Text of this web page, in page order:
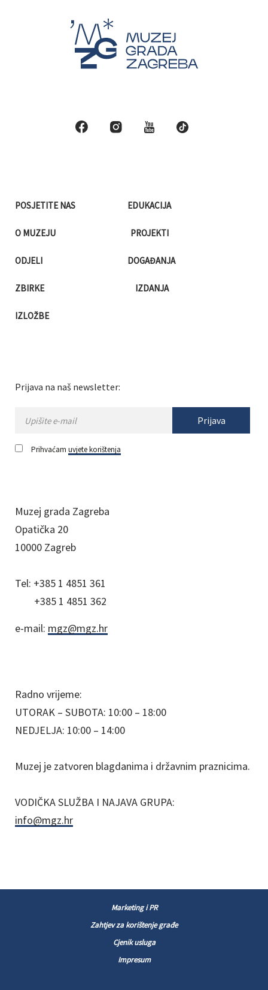
POSJETITE NAS
O MUZEJU
ODJELI
ZBIRKE
IZLOŽBE
EDUKACIJA
PROJEKTI
DOGAĐANJA
IZDANJA
Prijava na naš newsletter:
Prijava
Prihvaćam uvjete korištenja
Muzej grada Zagreba
Opatička 20
10000 Zagreb
Tel: +385 1 4851 361
+385 1 4851 362
e-mail: mgz@mgz.hr
Radno vrijeme:
UTORAK – SUBOTA: 10:00 – 18:00
NEDJELJA: 10:00 – 14:00
Muzej je zatvoren blagdanima i državnim praznicima.
VODIČKA SLUŽBA I NAJAVA GRUPA:
info@mgz.hr
Marketing i PR
Zahtjev za korištenje građe
Cjenik usluga
Impresum